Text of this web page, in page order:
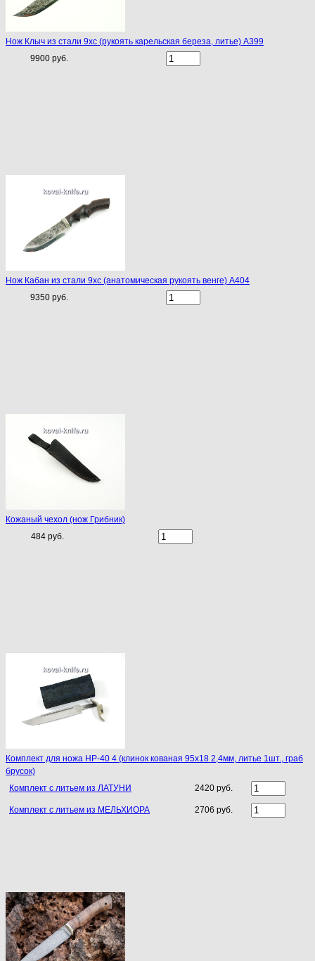
Нож Клыч из стали 9хс (рукоять карельская береза, литье) A399
9900 руб.
Нож Кабан из стали 9хс (анатомическая рукоять венге) A404
9350 руб.
Кожаный чехол (нож Грибник)
484 руб.
Комплект для ножа НР-40 4 (клинок кованая 95х18 2,4мм, литье 1шт., граб
брусок)
Комплект с литьем из ЛАТУНИ
2420 руб.
Комплект с литьем из МЕЛЬХИОРА 2706 руб.